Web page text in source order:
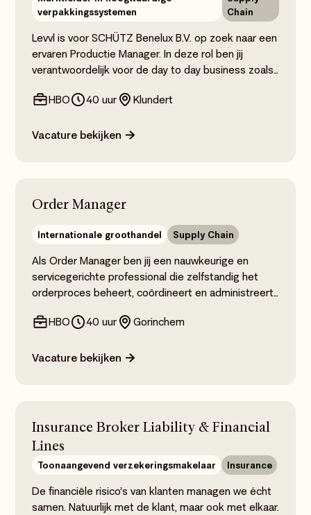
verpakkingssystemen
Chain
Levvl is voor SCHÜTZ Benelux B.V. op zoek naar een
ervaren Productie Manager. In deze rol ben jij
verantwoordelijk voor de day to day business zoals
en het verhogen van de efficiëntie binnen een
Manager is geschikt voor een resultaatgerichte
HBO 40 uur Klundert
Vacature bekijken
Order Manager
Internationale groothandel Supply Chain
Als Order Manager ben jij een nauwkeurige en
servicegerichte professional die zelfstandig het
orderproces beheert, coördineert en administreert.
vaardigheden zorg je ervoor dat reserveringen,
tijdig worden vastgelegd en opgevolgd. Je hebt een
het proces soepel te laten verlopen. Ervaring met
exportdocumentatie, internationale logistiek en
transport is een plus, net als affiniteit met
technische producten of de maritieme sector maar
is geen must.
HBO 40 uur Gorinchem
Vacature bekijken
Insurance Broker Liability & Financial
Lines
Toonaangevend verzekeringsmakelaar Insurance
De financiële risico’s van klanten managen we écht
samen. Natuurlijk met de klant, maar ook met elkaar.